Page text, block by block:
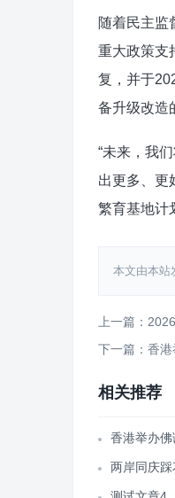
随着民主监
重大政策支
复，并于
备升级改造
“未来，我
出更多、更
繁育基地计
本文由本站
上一篇：
下一篇：香
相关推荐
香港举办
两岸同庆